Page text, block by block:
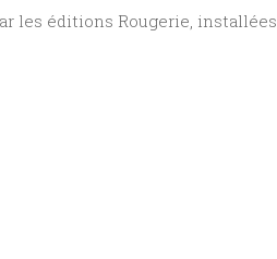
les éditions Rougerie, installées